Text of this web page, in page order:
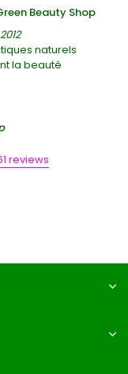
Beauty Shop
naturels
la beauté
reviews